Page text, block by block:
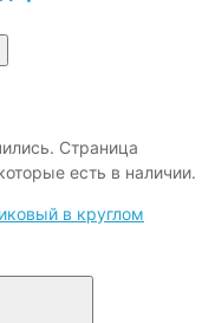
Страница
есть в наличии.